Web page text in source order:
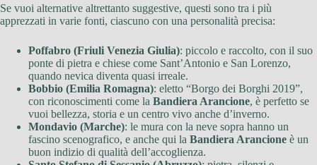
Se vuoi alternative altrettanto suggestive, questi sono tra i più
apprezzati in varie fonti, ciascuno con una personalità precisa:
Poffabro (Friuli Venezia Giulia): piccolo e raccolto, con il suo
ponte di pietra e chiese come Sant’Antonio e San Lorenzo,
quando nevica diventa quasi irreale.
Bobbio (Emilia Romagna): eletto “Borgo dei Borghi 2019”,
con riconoscimenti come la Bandiera Arancione, è perfetto se
vuoi bellezza, storia e un centro vivo anche d’inverno.
Mondavio (Marche): le mura con la neve sopra hanno un
fascino scenografico, e anche qui la Bandiera Arancione è un
buon indizio di qualità dell’accoglienza.